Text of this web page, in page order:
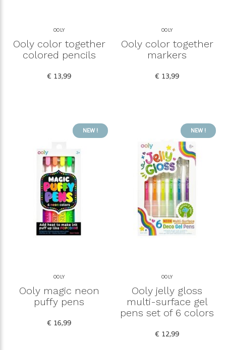
OOLY
Ooly color together
colored pencils
€ 13,99
OOLY
Ooly color together
markers
€ 13,99
NEW !
OOLY
Ooly magic neon
puffy pens
€ 16,99
NEW !
OOLY
Ooly jelly gloss
multi-surface gel
pens set of 6 colors
€ 12,99